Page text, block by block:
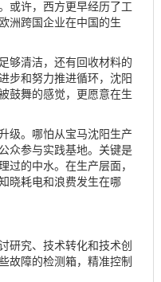
或许，西方更早经历了工
洲跨国企业在中国的生
够清洁，还有回收材料的
步和努力推进循环，沈阳
鼓舞的感觉，更愿意在生
级。哪怕从宝马沈阳生产
众参与实践基地。关键是
过的中水。在生产层面，
晓耗电和浪费发生在哪
究、技术转化和技术创
故障的检测箱，精准控制